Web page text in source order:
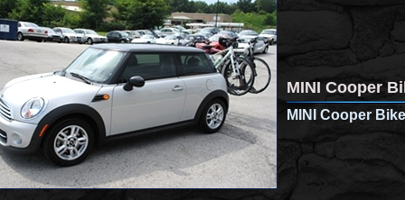
MINI Cooper
MINI Cooper